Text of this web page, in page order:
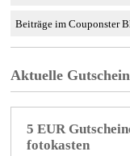
Beiträge im Couponster
Aktuelle
5 EUR
fotokasten